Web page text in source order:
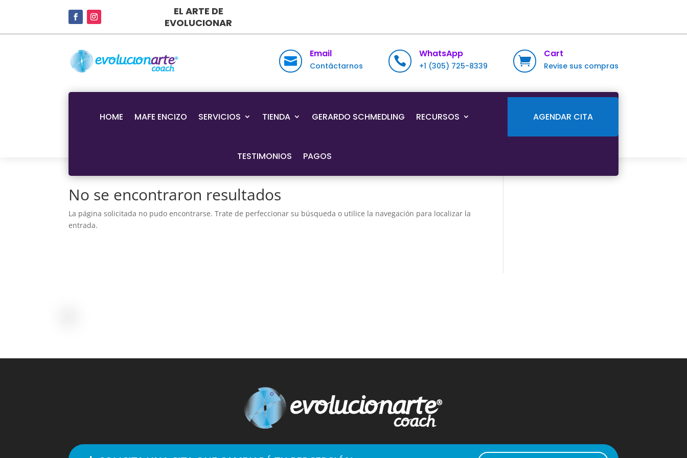
EL ARTE DE
EVOLUCIONAR

Email
Contáctarnos 
WhatsApp
+1 (305) 725-8339 
Cart
Revise sus compras
HOME MAFE ENCIZO SERVICIOS TIENDA GERARDO SCHMEDLING RECURSOS
TESTIMONIOS PAGOS
AGENDAR CITA
No se encontraron resultados
La página solicitada no pudo encontrarse. Trate de perfeccionar su búsqueda o utilice la navegación para localizar la
entrada.